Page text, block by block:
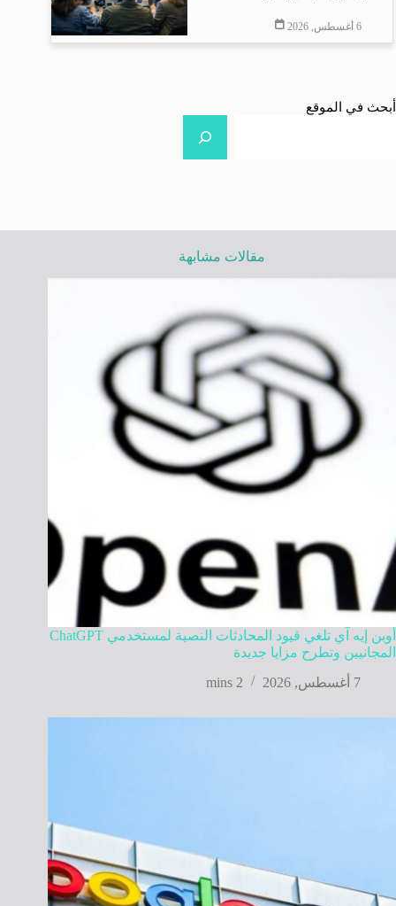
6 أغسطس, 2026
أبحث في الموقع
مقالات مشابهة
أوبن إيه آي تلغي قيود المحادثات النصية لمستخدمي ChatGPT
المجانيين وتطرح مزايا جديدة
7 أغسطس, 2026
2 mins